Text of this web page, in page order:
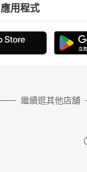
用程式
繼續逛其他店舖